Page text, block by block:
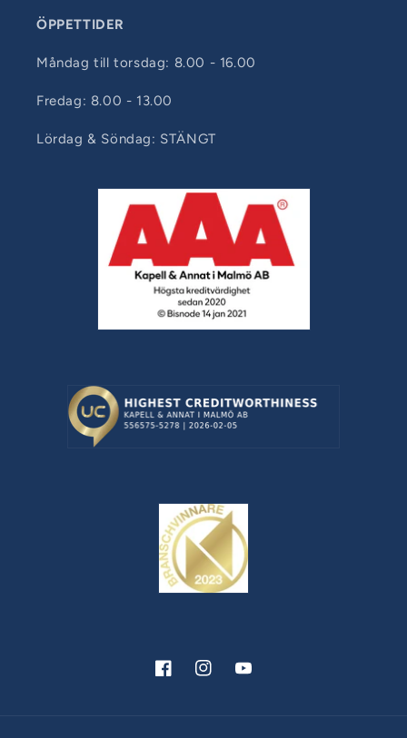
ÖPPETTIDER
Måndag till torsdag: 8.00 - 16.00
Fredag: 8.00 - 13.00
Lördag & Söndag: STÄNGT
FacebookInstagramYouTube